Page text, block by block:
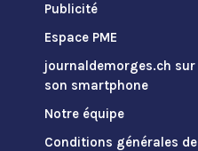
Publicité
Espace PME
journaldemorges.ch sur
son smartphone
Notre équipe
Conditions générales de